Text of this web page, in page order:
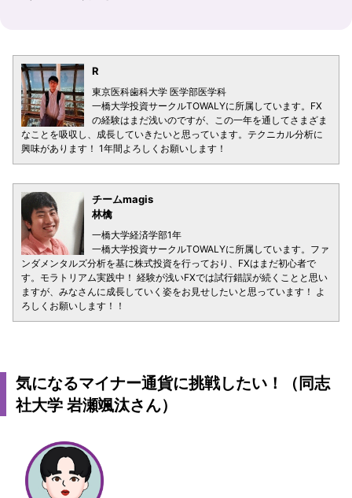
R
東京医科歯科大学 医学部医学科
一橋大学投資サークルTOWALYに所属しています。FX
の経験はまだ浅いのですが、この一年を通してさまざま
なことを吸収し、成長していきたいと思っています。テクニカル分析に
興味があります！ 1年間よろしくお願いします！
チームmagis
林檎
一橋大学経済学部1年
一橋大学投資サークルTOWALYに所属しています。ファ
ンダメンタルズ分析を基に株式投資を行っており、FXはまだ初心者で
す。モラトリアム実践中！ 経験が浅いFXでは試行錯誤が続くことと思い
ますが、みなさんに成長していく姿をお見せしたいと思っています！ よ
ろしくお願いします！！
気になるマイナー通貨に挑戦したい！（同志
社大学 岩瀬颯汰さん）